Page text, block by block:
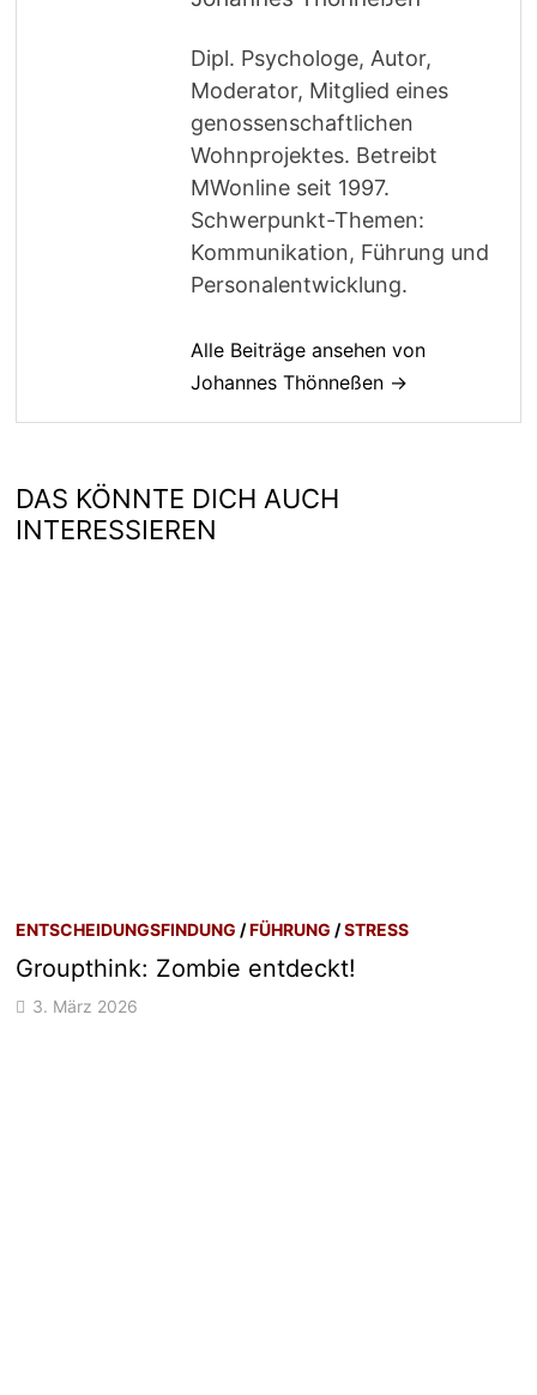
Dipl. Psychologe, Autor,
Moderator, Mitglied eines
genossenschaftlichen
Wohnprojektes. Betreibt
MWonline seit 1997.
Schwerpunkt-Themen:
Kommunikation, Führung und
Personalentwicklung.
Alle Beiträge ansehen von
Johannes Thönneßen →
DAS KÖNNTE DICH AUCH
INTERESSIEREN
ENTSCHEIDUNGSFINDUNG /FÜHRUNG /STRESS
Groupthink: Zombie entdeckt!
3. März 2026